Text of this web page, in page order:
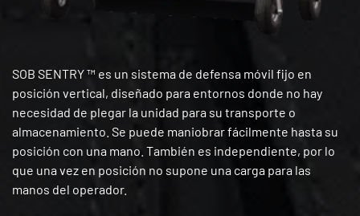
SOB SENTRY ™ es un sistema de defensa móvil fijo en
posición vertical, diseñado para entornos donde no hay
necesidad de plegar la unidad para su transporte o
almacenamiento. Se puede maniobrar fácilmente hasta su
posición con una mano. También es independiente, por lo
que una vez en posición no supone una carga para las
manos del operador.